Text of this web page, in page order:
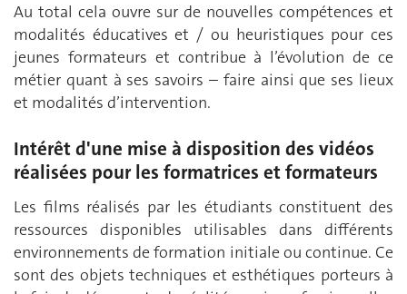
Au total cela ouvre sur de nouvelles compétences et
modalités éducatives et / ou heuristiques pour ces
jeunes formateurs et contribue à l’évolution de ce
métier quant à ses savoirs – faire ainsi que ses lieux
et modalités d’intervention.
Intérêt d'une mise à disposition des vidéos
réalisées pour les formatrices et formateurs
Les films réalisés par les étudiants constituent des
ressources disponibles utilisables dans différents
environnements de formation initiale ou continue. Ce
sont des objets techniques et esthétiques porteurs à